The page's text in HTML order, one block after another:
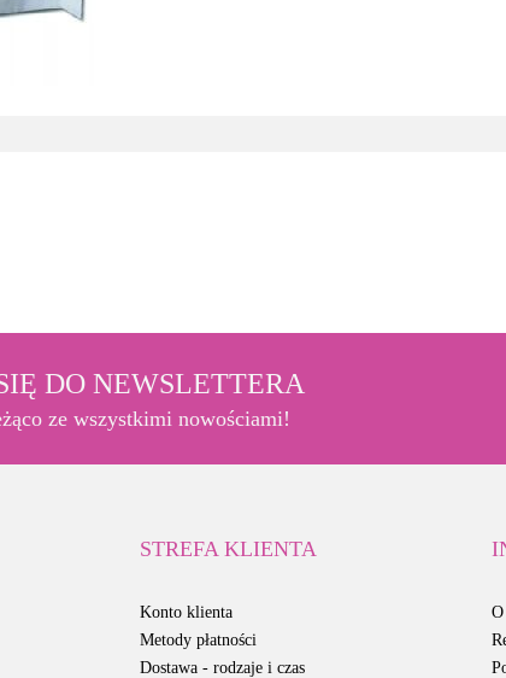
DO NEWSLETTERA
ze wszystkimi nowościami!
STREFA KLIENTA
Konto klienta
Metody płatności
Dostawa - rodzaje i czas
O